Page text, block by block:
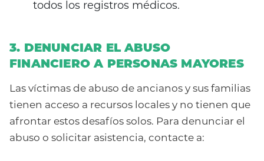
todos los registros médicos.
3. DENUNCIAR EL ABUSO
FINANCIERO A PERSONAS MAYORES
Las víctimas de abuso de ancianos y sus familias
tienen acceso a recursos locales y no tienen que
afrontar estos desafíos solos. Para denunciar el
abuso o solicitar asistencia, contacte a: